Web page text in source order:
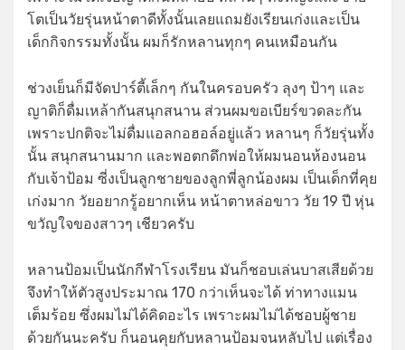
โตเป็นวัยรุ่นหน้าตาดีทั้งนั้นเลยแถมยังเรียนเก่งและเป็น
เด็กกิจกรรมทั้งนั้น ผมก็รักหลานทุกๆ คนเหมือนกัน
ช่วงเย็นก็มีจัดปาร์ตี้เล็กๆ กันในครอบครัว ลุงๆ ป้าๆ และ
ญาติก็ดื่มเหล้ากันสนุกสนาน ส่วนผมขอเบียร์ขวดละกัน
เพราะปกติจะไม่ดื่มแอลกอฮอล์อยู่แล้ว หลานๆ ก็วัยรุ่นทั้ง
นั้น สนุกสนานมาก และพอตกดึกพ่อให้ผมนอนห้องนอน
กับเจ้าป้อม ซี่งเป็นลูกชายของลูกพี่ลูกน้องผม เป็นเด็กที่คุย
เก่งมาก วัยอยากรู้อยากเห็น หน้าตาหล่อขาว วัย 19 ปี หุ่น
ขวัญใจของสาวๆ เชียวครับ
หลานป้อมเป็นนักกีฬาโรงเรียน มันก็ชอบเล่นบาสเสียด้วย
จึงทำให้ตัวสูงประมาณ 170 กว่าเห็นจะได้ ท่าทางแมน
เต็มร้อย ซึ่งผมไม่ได้คิดอะไร เพราะผมไม่ได้ชอบผู้ชาย
ด้วยกันนะครับ ก็นอนคุยกับหลานป้อมจนหลับไป แต่เรื่อง